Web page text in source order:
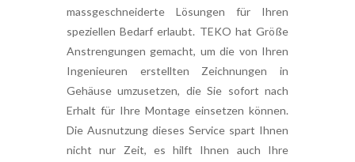
massgeschneiderte Lösungen für Ihren
speziellen Bedarf erlaubt. TEKO hat Größe
Anstrengungen gemacht, um die von Ihren
Ingenieuren erstellten Zeichnungen in
Gehäuse umzusetzen, die Sie sofort nach
Erhalt für Ihre Montage einsetzen können.
Die Ausnutzung dieses Service spart Ihnen
nicht nur Zeit, es hilft Ihnen auch Ihre